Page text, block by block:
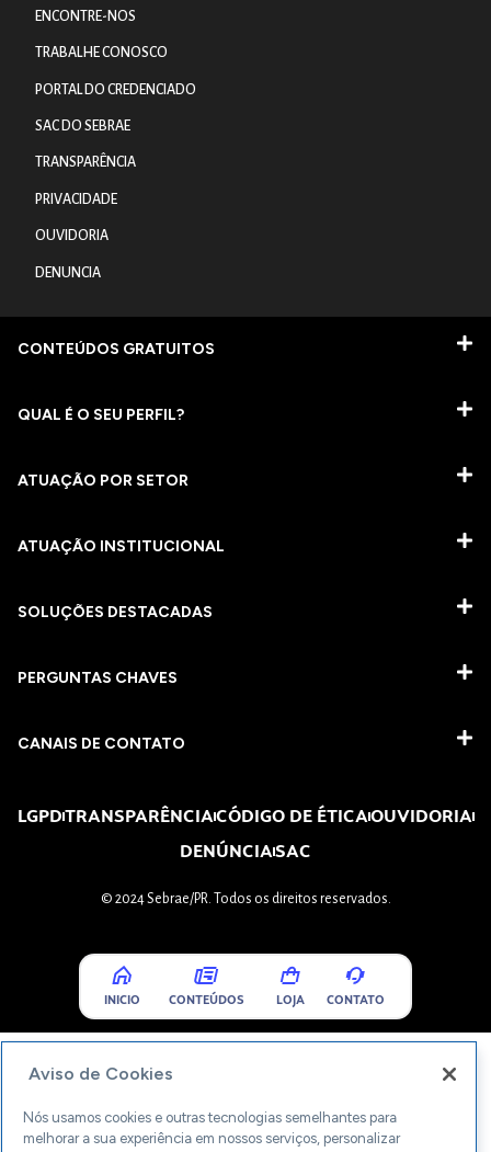
ENCONTRE-NOS
TRABALHE CONOSCO
PORTAL DO CREDENCIADO
SAC DO SEBRAE
TRANSPARÊNCIA
PRIVACIDADE
OUVIDORIA
DENUNCIA
CONTEÚDOS GRATUITOS
QUAL É O SEU PERFIL?
ATUAÇÃO POR SETOR
ATUAÇÃO INSTITUCIONAL
SOLUÇÕES DESTACADAS
PERGUNTAS CHAVES​
CANAIS DE CONTATO
LGPDTRANSPARÊNCIACÓDIGO DE ÉTICAOUVIDORIA
DENÚNCIASAC
© 2024 Sebrae/PR. Todos os direitos reservados.
INICIO CONTEÚDOS LOJA CONTATO
Aviso de Cookies
Nós usamos cookies e outras tecnologias semelhantes para
melhorar a sua experiência em nossos serviços, personalizar